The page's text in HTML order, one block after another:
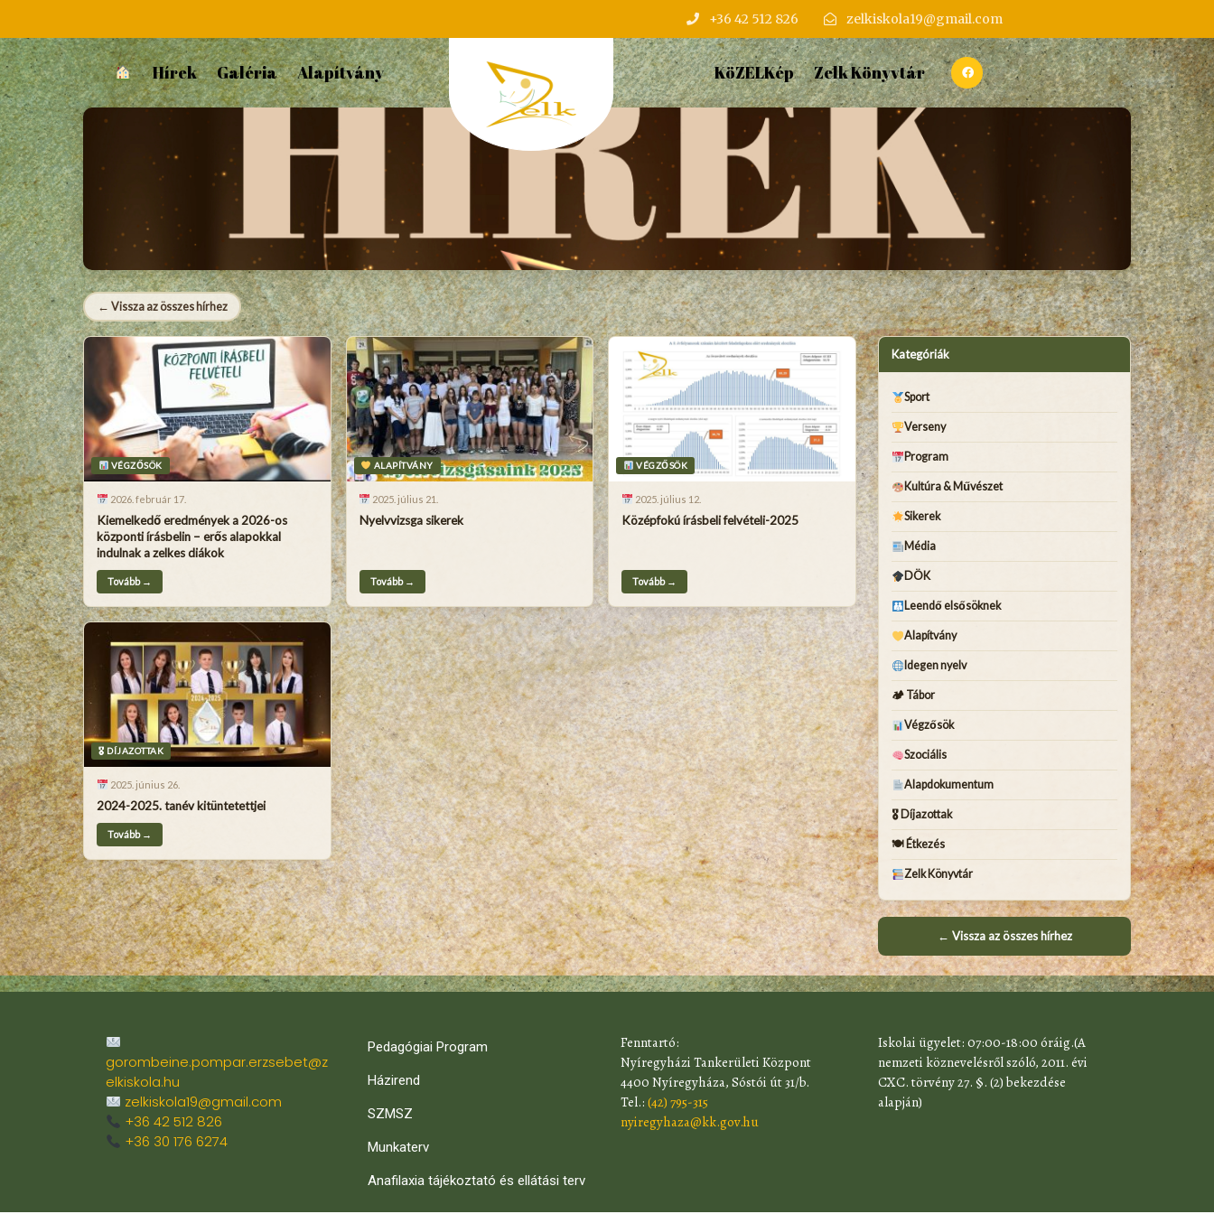
+36 42 512 826 zelkiskola19@gmail.com
Hírek Galéria Alapítvány KöZELKép Zelk Könyvtár
Végzősök
4 bejegyzés ebben a kategóriában
← Vissza az összes hírhez
VÉGZŐSÖK
2026. február 17.
Kiemelkedő eredmények a 2026-os
központi írásbelin – erős alapokkal
indulnak a zelkes diákok
Tovább →
ALAPÍTVÁNY
2025. július 21.
Nyelvvizsga sikerek
Tovább →
VÉGZŐSÖK
2025. július 12.
Középfokú írásbeli felvételi-2025
Tovább →
🎖 DÍJAZOTTAK
2025. június 26.
2024-2025. tanév kitüntetettjei
Tovább →
Kategóriák
Sport
Verseny
Program
Kultúra & Művészet
Sikerek
Média
DÖK
Leendő elsősöknek
Alapítvány
Idegen nyelv
🏕 Tábor
Végzősök
Szociális
Alapdokumentum
🎖 Díjazottak
🍽 Étkezés
Zelk Könyvtár
← Vissza az összes hírhez
gorombeine.pompar.erzsebet@z
elkiskola.hu
zelkiskola19@gmail.com
+36 42 512 826
+36 30 176 6274
Pedagógiai Program
Házirend
SZMSZ
Munkaterv
Anafilaxia tájékoztató és ellátási terv
​Fenntartó:
Nyíregyházi Tankerületi Központ
4400 Nyíregyháza, Sóstói út 31/b.
Tel.: (42) 795-315
nyiregyhaza@kk.gov.hu
​Iskolai ügyelet: 07:00-18:00 óráig.(A
nemzeti köznevelésről szóló, 2011. évi
CXC. törvény 27. §. (2) bekezdése
alapján)